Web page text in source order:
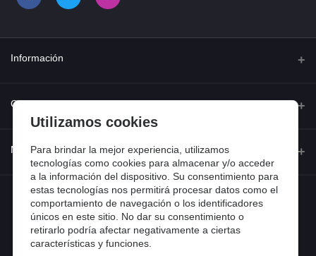
Información
Quienes somos
Contacta con nosotros
Dónde estamos
Preguntas frecuentes
Entradas de blog
Contacto
Dirección
Calle Ferraz 42, Madrid
Teléfono
918 13 81 81
Email
Mi cuenta
Iniciar sesión
Historial de pedidos
Mi lista de compra
Utilizamos cookies
Para brindar la mejor experiencia, utilizamos
tecnologías como cookies para almacenar y/o acceder
a la información del dispositivo. Su consentimiento para
estas tecnologías nos permitirá procesar datos como el
comportamiento de navegación o los identificadores
únicos en este sitio. No dar su consentimiento o
retirarlo podría afectar negativamente a ciertas
características y funciones.